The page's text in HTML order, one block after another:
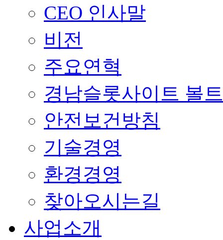
CEO 인사말
비전
주요연혁
경남슬롯사이트 볼
안전보건방침
기술경영
환경경영
찾아오시는길
사업소개